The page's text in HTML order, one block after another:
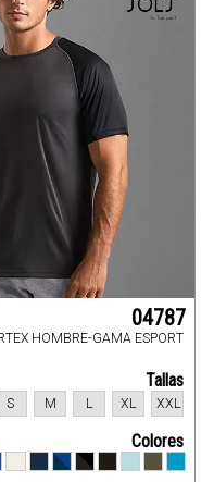
04787
HOMBRE-GAMA ESPORT
Tallas
XXL
XL
L
M
S
Colores